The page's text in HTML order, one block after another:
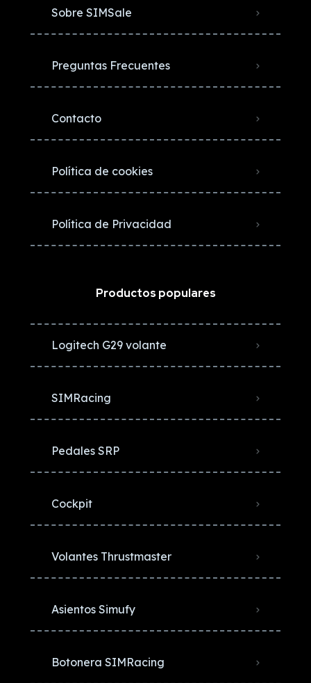
Sobre SIMSale
Preguntas Frecuentes
Contacto
Política de cookies
Política de Privacidad
Productos populares
Logitech G29 volante
SIMRacing
Pedales SRP
Cockpit
Volantes Thrustmaster
Asientos Simufy
Botonera SIMRacing